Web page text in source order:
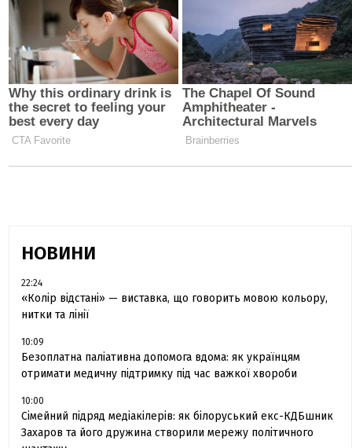
НОВИНИ
22:24
«Колір відстані» — виставка, що говорить мовою кольору,
нитки та лінії
10:09
Безоплатна паліативна допомога вдома: як українцям
отримати медичну підтримку під час важкої хвороби
10:00
Сімейний підряд медіакілерів: як білоруський екс-КДБшник
Захаров та його дружина створили мережу політичного